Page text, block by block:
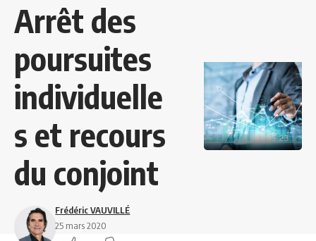
Arrêt des
poursuites
individuelle
s et recours
du conjoint
Frédéric VAUVILLÉ
25 mars 2020